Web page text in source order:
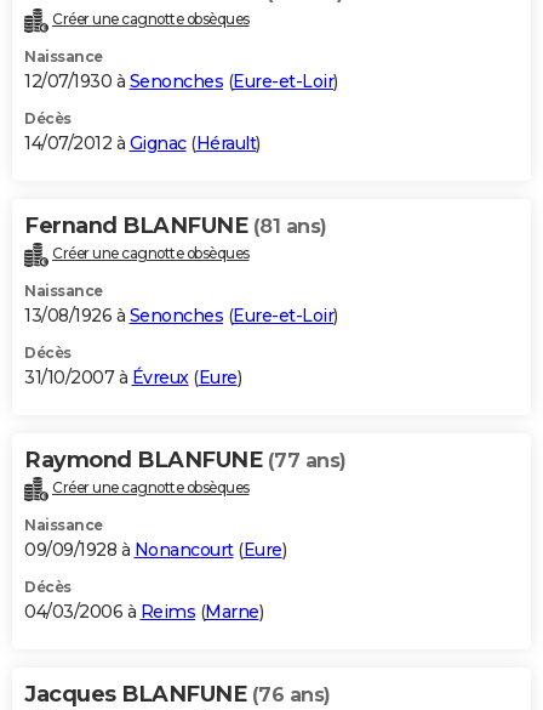
Créer une cagnotte obsèques
Naissance
12/07/1930 à Senonches (Eure-et-Loir)
Décès
14/07/2012 à Gignac(Hérault)
Fernand BLANFUNE (81 ans)
Créer une cagnotte obsèques
Naissance
13/08/1926 à Senonches (Eure-et-Loir)
Décès
31/10/2007 à Évreux(Eure)
Raymond BLANFUNE (77 ans)
Créer une cagnotte obsèques
Naissance
09/09/1928 à Nonancourt(Eure)
Décès
04/03/2006 à Reims (Marne)
Jacques BLANFUNE (76 ans)